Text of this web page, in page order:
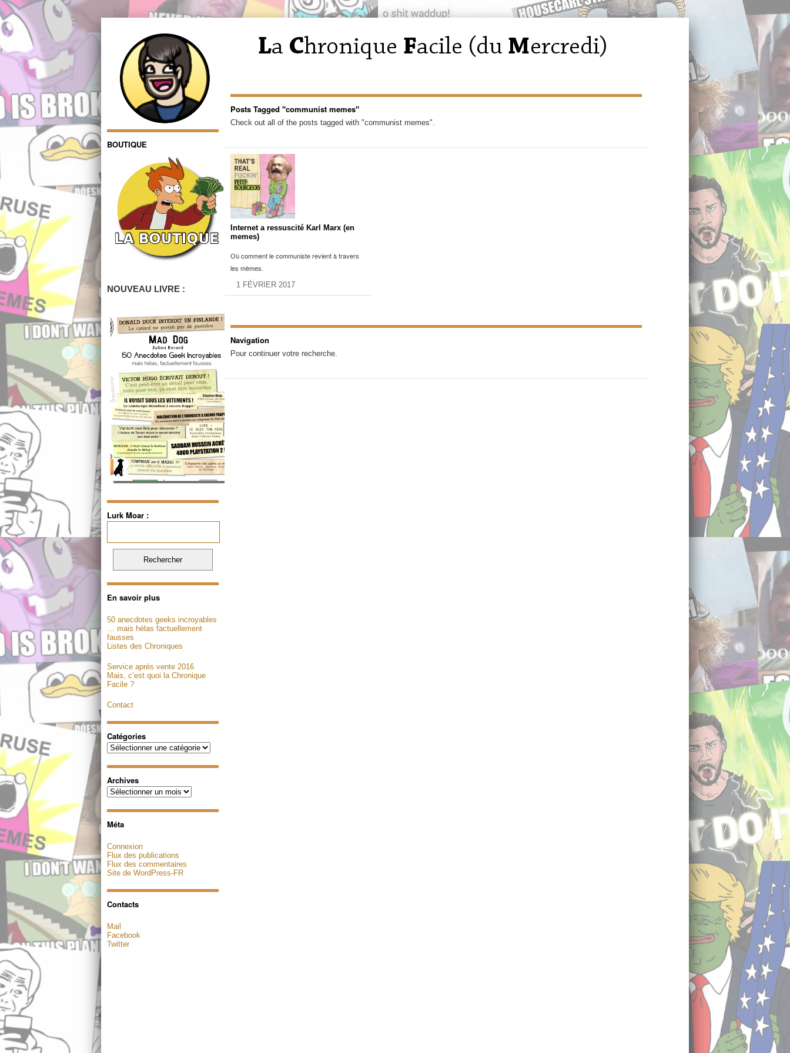
BOUTIQUE
NOUVEAU LIVRE :
Lurk Moar :
En savoir plus
50 anecdotes geeks incroyables
… mais hélas factuellement
fausses
Listes des Chroniques
Service après vente 2016
Mais, c’est quoi la Chronique
Facile ?
Contact
Catégories
Catégories
Archives
Archives
Méta
Connexion
Flux des publications
Flux des commentaires
Site de WordPress-FR
Contacts
Mail
Facebook
Twitter
Posts Tagged "communist memes"
Check out all of the posts tagged with "communist memes".
Internet a ressuscité Karl Marx (en
memes)
Où comment le communiste revient à travers
les mèmes.
1 FÉVRIER 2017
Navigation
Pour continuer votre recherche.